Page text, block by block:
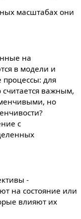
масштабах они
на
в модели и
процессы: для
важным,
но
с
-
на состояние или
влияют их